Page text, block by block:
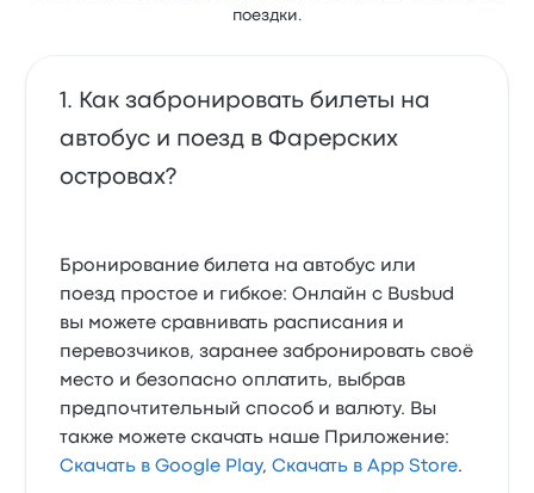
поездки.
Как забронировать билеты на
автобус и поезд в Фарерских
островах?
Бронирование билета на автобус или
поезд простое и гибкое: Онлайн с Busbud
вы можете сравнивать расписания и
перевозчиков, заранее забронировать своё
место и безопасно оплатить, выбрав
предпочтительный способ и валюту. Вы
также можете скачать наше Приложение:
Скачать в Google Play,Скачать в App Store.